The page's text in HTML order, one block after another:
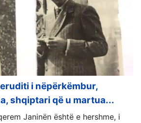
i nëpërkëmbur,
shqiptari që u martua...
Janinën është e hershme, i